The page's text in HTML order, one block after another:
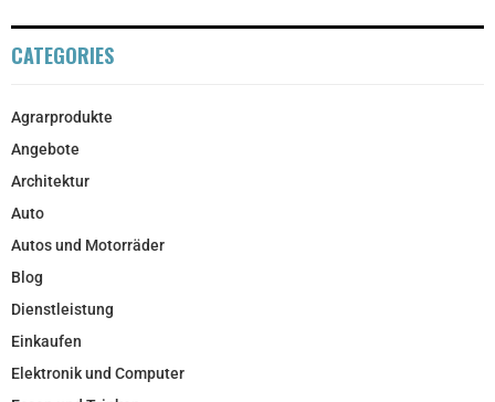
CATEGORIES
Agrarprodukte
Angebote
Architektur
Auto
Autos und Motorräder
Blog
Dienstleistung
Einkaufen
Elektronik und Computer